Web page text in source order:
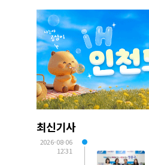
최신기사
2026-08-06
12:31